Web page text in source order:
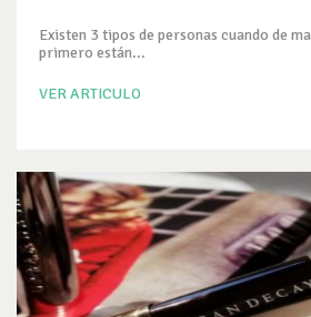
Existen 3 tipos de personas cuando de
primero están...
VER ARTICULO